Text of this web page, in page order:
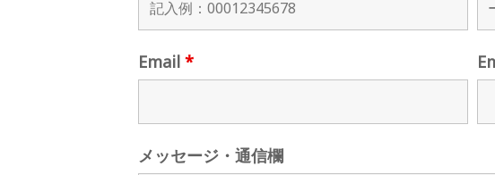
Email *
メッセージ・通信欄